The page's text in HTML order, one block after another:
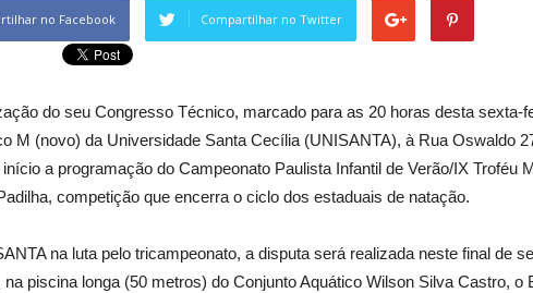
no Facebook Compartilhar no Twitter
do seu Congresso Técnico, marcado para as 20 horas desta sexta-
M (novo) da Universidade Santa Cecília (UNISANTA), à Rua Oswaldo
a programação do Campeonato Paulista Infantil de Verão/IX Troféu
competição que encerra o ciclo dos estaduais de natação.
na luta pelo tricampeonato, a disputa será realizada neste final de
na piscina longa (50 metros) do Conjunto Aquático Wilson Silva Castro, o